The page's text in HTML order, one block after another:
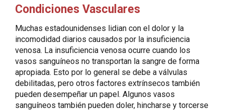
Condiciones Vasculares
Muchas estadounidenses lidian con el dolor y la
incomodidad diarios causados por la insuficiencia
venosa. La insuficiencia venosa ocurre cuando los
vasos sanguíneos no transportan la sangre de forma
apropiada. Esto por lo general se debe a válvulas
debilitadas, pero otros factores extrínsecos también
pueden desempeñar un papel. Algunos vasos
sanguíneos también pueden doler, hincharse y torcerse